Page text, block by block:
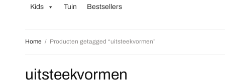
Kids Tuin Bestsellers
Home / Producten getagged “uitsteekvormen”
uitsteekvormen